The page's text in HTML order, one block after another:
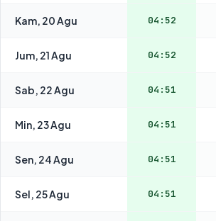
Kam, 20 Agu 04:52
Jum, 21 Agu 04:52
Sab, 22 Agu 04:51
Min, 23 Agu 04:51
Sen, 24 Agu 04:51
Sel, 25 Agu 04:51